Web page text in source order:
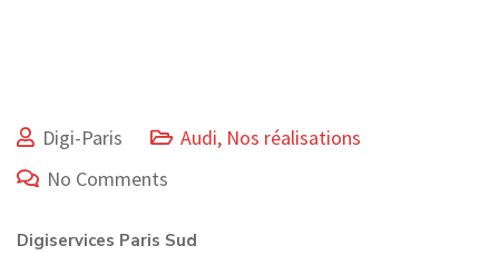
Digi-Paris Audi, Nos réalisations
No Comments
Digiservices Paris Sud